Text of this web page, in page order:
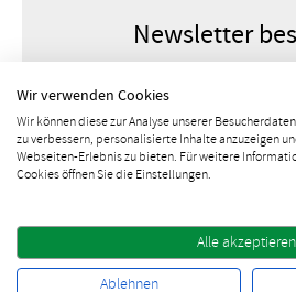
Newsletter
Wir verwenden Cookies
Wir können diese zur Analyse unserer
zu verbessern, personalisierte Inhalte anzuzeigen
Webseiten-Erlebnis zu bieten. Für weitere
Cookies öffnen Sie die Einstellungen.
Alle akzeptieren
Ablehnen